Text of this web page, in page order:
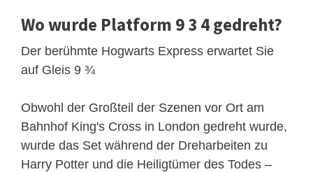
Wo wurde Platform 9 3 4 gedreht?
Der berühmte Hogwarts Express erwartet Sie
auf Gleis 9 ¾
Obwohl der Großteil der Szenen vor Ort am
Bahnhof King's Cross in London gedreht wurde,
wurde das Set während der Dreharbeiten zu
Harry Potter und die Heiligtümer des Todes –